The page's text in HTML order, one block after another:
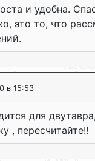
и удобна.
это то, что
в 15:53
для
, пересчитайте!!